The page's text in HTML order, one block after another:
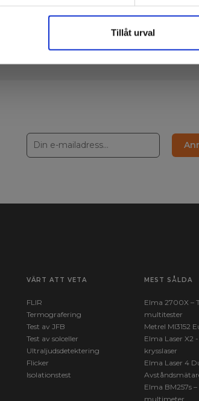
Tillåt urval
VÄRT ATT VETA
FLIR
Termografering
Test av JFB
Test av solceller
Ultraljudsdetektering
Flicker
Isolationstest
MEST SÅLDA
Elma 2700X –
multitester
Metrel MI3152
Elma Laser X2
krysslaser
Elma Laser 4
Elma BM257s –
multimeter